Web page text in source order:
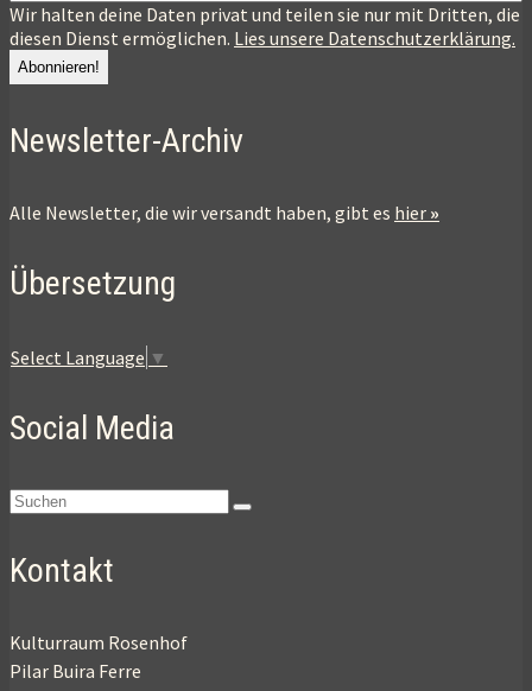
Wir halten deine Daten privat und teilen sie nur mit Dritten, die
diesen Dienst ermöglichen. Lies unsere Datenschutzerklärung.
Newsletter-Archiv
Alle Newsletter, die wir versandt haben, gibt es hier »
Übersetzung
Select Language ▼
Social Media
Suchen
Kontakt
Kulturraum Rosenhof
Pilar Buira Ferre